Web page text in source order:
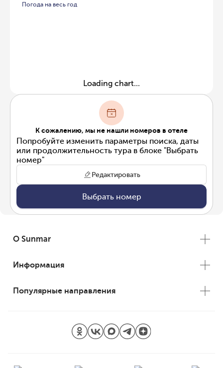
Погода на весь год
Loading chart...
К сожалению, мы не нашли номеров в отеле
Попробуйте изменить параметры поиска, даты
или продолжительность тура в блоке "Выбрать
номер"
Редактировать
Выбрать номер
О Sunmar
Информация
Популярные направления